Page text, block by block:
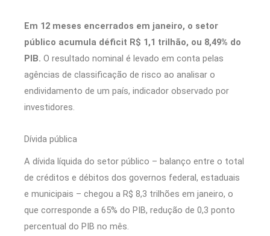
Em 12 meses encerrados em janeiro, o setor
público acumula déficit R$ 1,1 trilhão, ou 8,49% do
PIB. O resultado nominal é levado em conta pelas
agências de classificação de risco ao analisar o
endividamento de um país, indicador observado por
investidores.
Dívida pública
A dívida líquida do setor público – balanço entre o total
de créditos e débitos dos governos federal, estaduais
e municipais – chegou a R$ 8,3 trilhões em janeiro, o
que corresponde a 65% do PIB, redução de 0,3 ponto
percentual do PIB no mês.